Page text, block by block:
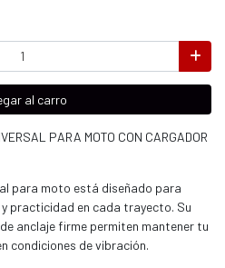
al carro
PARA MOTO CON CARGADOR
para moto está diseñado para
practicidad en cada trayecto. Su
anclaje firme permiten mantener tu
condiciones de vibración.